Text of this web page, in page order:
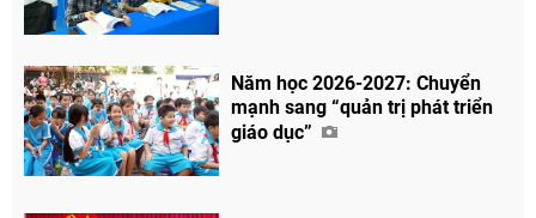
Năm học 2026-2027: Chuyển
mạnh sang “quản trị phát triển
giáo dục”